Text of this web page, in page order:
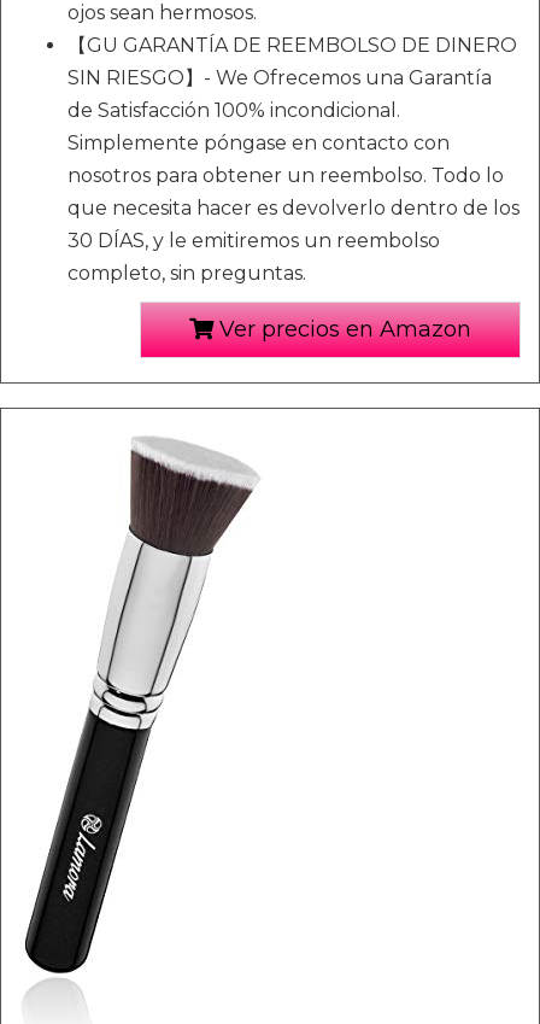
ojos sean hermosos.
【GU GARANTÍA DE REEMBOLSO DE DINERO
SIN RIESGO】- We Ofrecemos una Garantía
de Satisfacción 100% incondicional.
Simplemente póngase en contacto con
nosotros para obtener un reembolso. Todo lo
que necesita hacer es devolverlo dentro de los
30 DÍAS, y le emitiremos un reembolso
completo, sin preguntas.
Ver precios en Amazon